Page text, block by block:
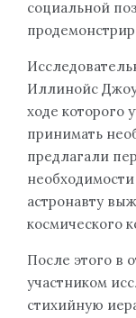
социальной
Иллинойс
ходе которого
принимать
предлагали
астронавту
космического
После этого в
участником
стихийную